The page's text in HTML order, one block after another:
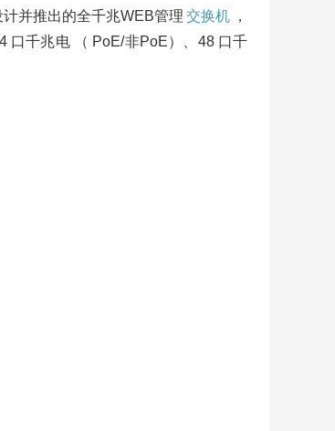
并推出的全千兆WEB管理 交换机 ，
口千兆电 （ PoE/非PoE）、48 口千